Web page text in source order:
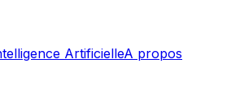
ArtificielleA propos